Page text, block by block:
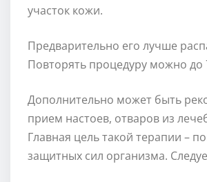
участок кожи.
Предварительно его лучше
Повторять процедуру можно до
Дополнительно может быть
прием настоев, отваров из
Главная цель такой терапии –
защитных сил организма.